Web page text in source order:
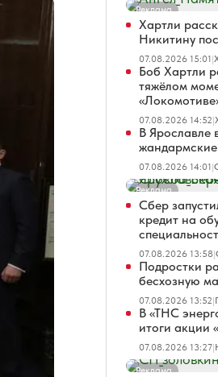
Реклама
Хартли
Никитину
07.08.2026 15:01|
Боб Хартли
тяжёлом
07.08.2026 14:52|
В Ярославле
07.08.2026 14:01|
Реклама
Сбер
кредит на
07.08.2026 13:58|
Подростки
бесхозную
07.08.2026 13:52|
В «ТНС
итоги акции
07.08.2026 13:27|
Реклама